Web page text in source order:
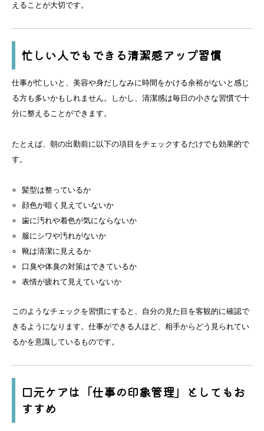
えることが大切です。
忙しい人でもできる清潔感アップ習慣
仕事が忙しいと、美容や身だしなみに時間をかける余裕がないと感じ
る方も多いかもしれません。しかし、清潔感は毎日の小さな習慣で十
分に整えることができます。
たとえば、朝の出勤前に以下の項目をチェックするだけでも効果的で
す。
髪型は整っているか
顔色が暗く見えていないか
歯に汚れや着色が気にならないか
服にシワや汚れがないか
靴は清潔に見えるか
口臭や体臭の対策はできているか
表情が疲れて見えていないか
このようなチェックを習慣にすると、自分の見た目を客観的に確認で
きるようになります。仕事ができる人ほど、相手からどう見られてい
るかを意識しているものです。
口元ケアは「仕事の印象管理」としてもお
すすめ